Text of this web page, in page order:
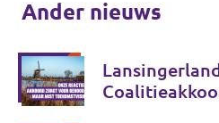
Ander nieuws